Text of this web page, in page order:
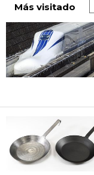
Más visitado